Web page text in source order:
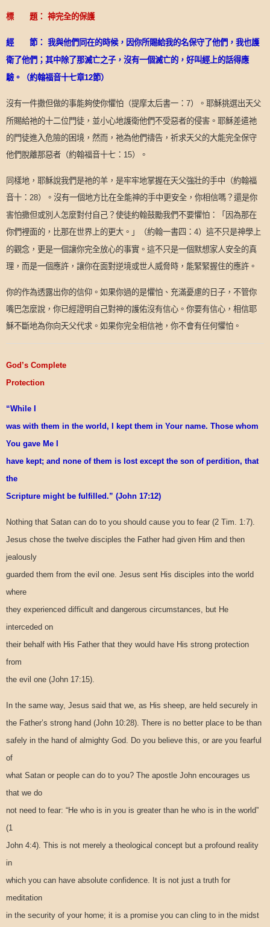
標 題： 神完全的保護
經 節： 我與他們同在的時候，因你所賜給我的名保守了他們，我也護
衛了他們；其中除了那滅亡之子，沒有一個滅亡的，好叫經上的話得應
驗。（約翰福音十七章12節）
沒有一件撒但做的事能夠使你懼怕（提摩太后書一： 7）。耶穌挑選出天父
所賜給祂的十二位門徒，並小心地護衛他們不受惡者的侵害。耶穌差遣祂
的門徒進入危險的困境，然而，祂為他們禱告，祈求天父的大能完全保守
他們脫離那惡者（約翰福音十七： 15）。
同樣地，耶穌說我們是祂的羊，是牢牢地掌握在天父強壯的手中（約翰福
音十： 28）。沒有一個地方比在全能神的手中更安全，你相信嗎？還是你
害怕撒但或別人怎麼對付自己？使徒約翰鼓勵我們不要懼怕：「因為那在
你們裡面的，比那在世界上的更大。」（約翰一書四： 4）這不只是神學上
的觀念，更是一個讓你完全放心的事實。這不只是一個默想家人安全的真
理，而是一個應許，讓你在面對逆境或世人威脅時，能緊緊握住的應許。
你的作為透露出你的信仰。如果你過的是懼怕、充滿憂慮的日子，不管你
嘴巴怎麼說，你已經證明自己對神的護佑沒有信心。你要有信心，相信耶
穌不斷地為你向天父代求。如果你完全相信祂，你不會有任何懼怕。
God’s Complete
Protection
“While I
was with them in the world, I kept them in Your name. Those whom
You gave Me I
have kept; and none of them is lost except the son of perdition, that
the
Scripture might be fulfilled.” (John 17:12)
Nothing that Satan can do to you should cause you to fear (2 Tim. 1:7).
Jesus chose the twelve disciples the Father had given Him and then
jealously
guarded them from the evil one. Jesus sent His disciples into the world
where
they experienced difficult and dangerous circumstances, but He
interceded on
their behalf with His Father that they would have His strong protection
from
the evil one (John 17:15).
In the same way, Jesus said that we, as His sheep, are held securely in
the Father’s strong hand (John 10:28). There is no better place to be than
safely in the hand of almighty God. Do you believe this, or are you fearful
of
what Satan or people can do to you? The apostle John encourages us
that we do
not need to fear: “He who is in you is greater than he who is in the world”
(1
John 4:4). This is not merely a theological concept but a profound reality
in
which you can have absolute confidence. It is not just a truth for
meditation
in the security of your home; it is a promise you can cling to in the midst